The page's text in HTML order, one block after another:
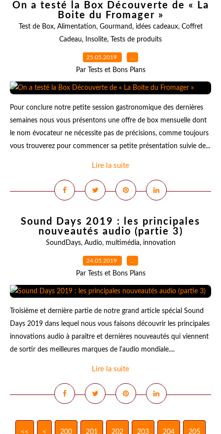
On a testé la Box Découverte de « La
Boite du Fromager »
Test de Box, Alimentation, Gourmand, idées cadeaux, Coffret
Cadeau, Insolite, Tests de produits
25.05.2019 …
Par Tests et Bons Plans
Pour conclure notre petite session gastronomique des dernières
semaines nous vous présentons une offre de box mensuelle dont
le nom évocateur ne nécessite pas de précisions, comme toujours
vous trouverez pour commencer sa petite présentation suivie de...
Lire la suite
Sound Days 2019 : les principales
nouveautés audio (partie 3)
SoundDays, Audio, multimédia, innovation
24.05.2019 …
Par Tests et Bons Plans
Troisième et dernière partie de notre grand article spécial Sound
Days 2019 dans lequel nous vous faisons découvrir les principales
innovations audio à paraître et dernières nouveautés qui viennent
de sortir des meilleures marques de l'audio mondiale....
Lire la suite
<< < 200 201 202 203 204 205